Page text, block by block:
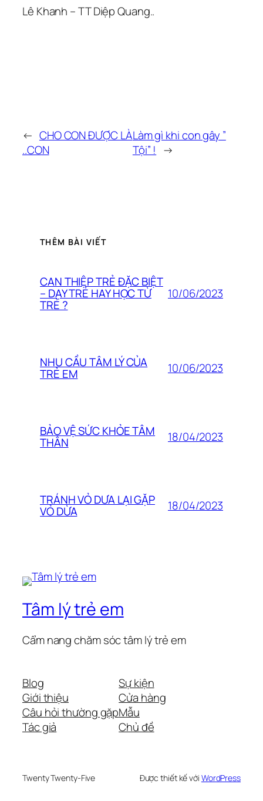
Lê Khanh – TT Diệp Quang..
← CHO CON ĐƯỢC LÀ
..CON
Làm gì khi con gây ”
Tội” ! →
THÊM BÀI VIẾT
CAN THIỆP TRẺ ĐẶC BIỆT
– DẠY TRẺ HAY HỌC TỪ
TRẺ ?
10/06/2023
NHU CẦU TÂM LÝ CỦA
TRẺ EM 10/06/2023
BẢO VỆ SỨC KHỎE TÂM
THÂN 18/04/2023
TRÁNH VỎ DƯA LẠI GẶP
VỎ DỪA 18/04/2023
Tâm lý trẻ em
Cẩm nang chăm sóc tâm lý trẻ em
Blog
Giới thiệu
Câu hỏi thường gặp
Tác giả
Sự kiện
Cửa hàng
Mẫu
Chủ đề
Twenty Twenty-Five Được thiết kế với WordPress